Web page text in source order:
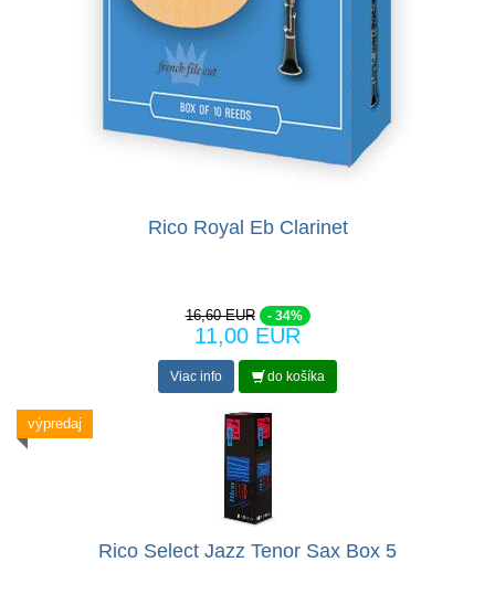
Rico Royal Eb Clarinet
16,60 EUR - 34%
11,00 EUR
Viac info do košíka
výpredaj
Rico Select Jazz Tenor Sax Box 5